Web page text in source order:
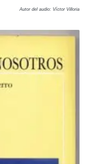
Autor del audio: Víctor Villoria